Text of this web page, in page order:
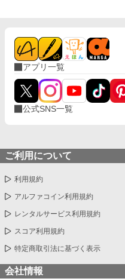
アプリ一覧
公式SNS一覧
ご利用について
利用規約
アルファコイン利用規約
レンタルサービス利用規約
スコア利用規約
特定商取引法に基づく表示
会社情報